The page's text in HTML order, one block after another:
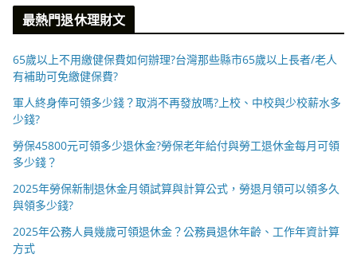
最熱門退休理財文
65歲以上不用繳健保費如何辦理?台灣那些縣市65歲以上長者/老人
有補助可免繳健保費?
軍人終身俸可領多少錢？取消不再發放嗎?上校、中校與少校薪水多
少錢?
勞保45800元可領多少退休金?勞保老年給付與勞工退休金每月可領
多少錢？
2025年勞保新制退休金月領試算與計算公式，勞退月領可以領多久
與領多少錢?
2025年公務人員幾歲可領退休金？公務員退休年齡、工作年資計算
方式